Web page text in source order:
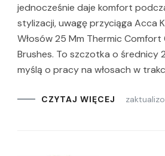
jednocześnie daje komfort
stylizacji, uwagę przyciąga Acca
Włosów 25 Mm Thermic
Brushes. To szczotka o średnicy
myślą o pracy na włosach w
CZYTAJ WIĘCEJ